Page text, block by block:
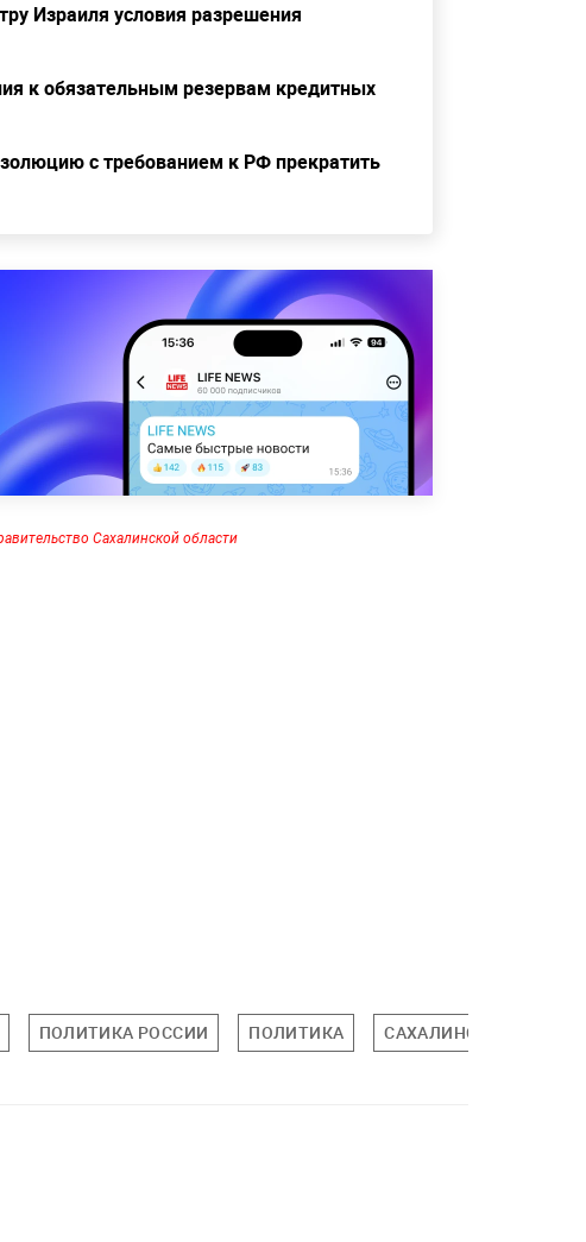
Израиля условия разрешения
к обязательным резервам кредитных
с требованием к РФ прекратить
Сахалинской области
ПОЛИТИКА РОССИИ ПОЛИТИКА САХАЛИНСКАЯ ОБЛАСТЬ